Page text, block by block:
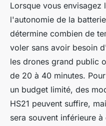
Lorsque vous
l'autonomie de la batterie
détermine combien de
voler sans avoir besoin
les drones grand public
de 20 à 40 minutes.
un budget limité, des
HS21 peuvent suffire,
sera souvent inférieure